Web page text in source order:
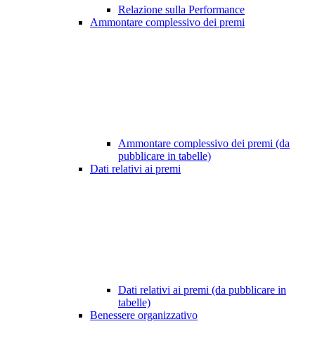
Relazione sulla Performance
Ammontare complessivo dei premi
Ammontare complessivo dei premi (da
pubblicare in tabelle)
Dati relativi ai premi
Dati relativi ai premi (da pubblicare in
tabelle)
Benessere organizzativo